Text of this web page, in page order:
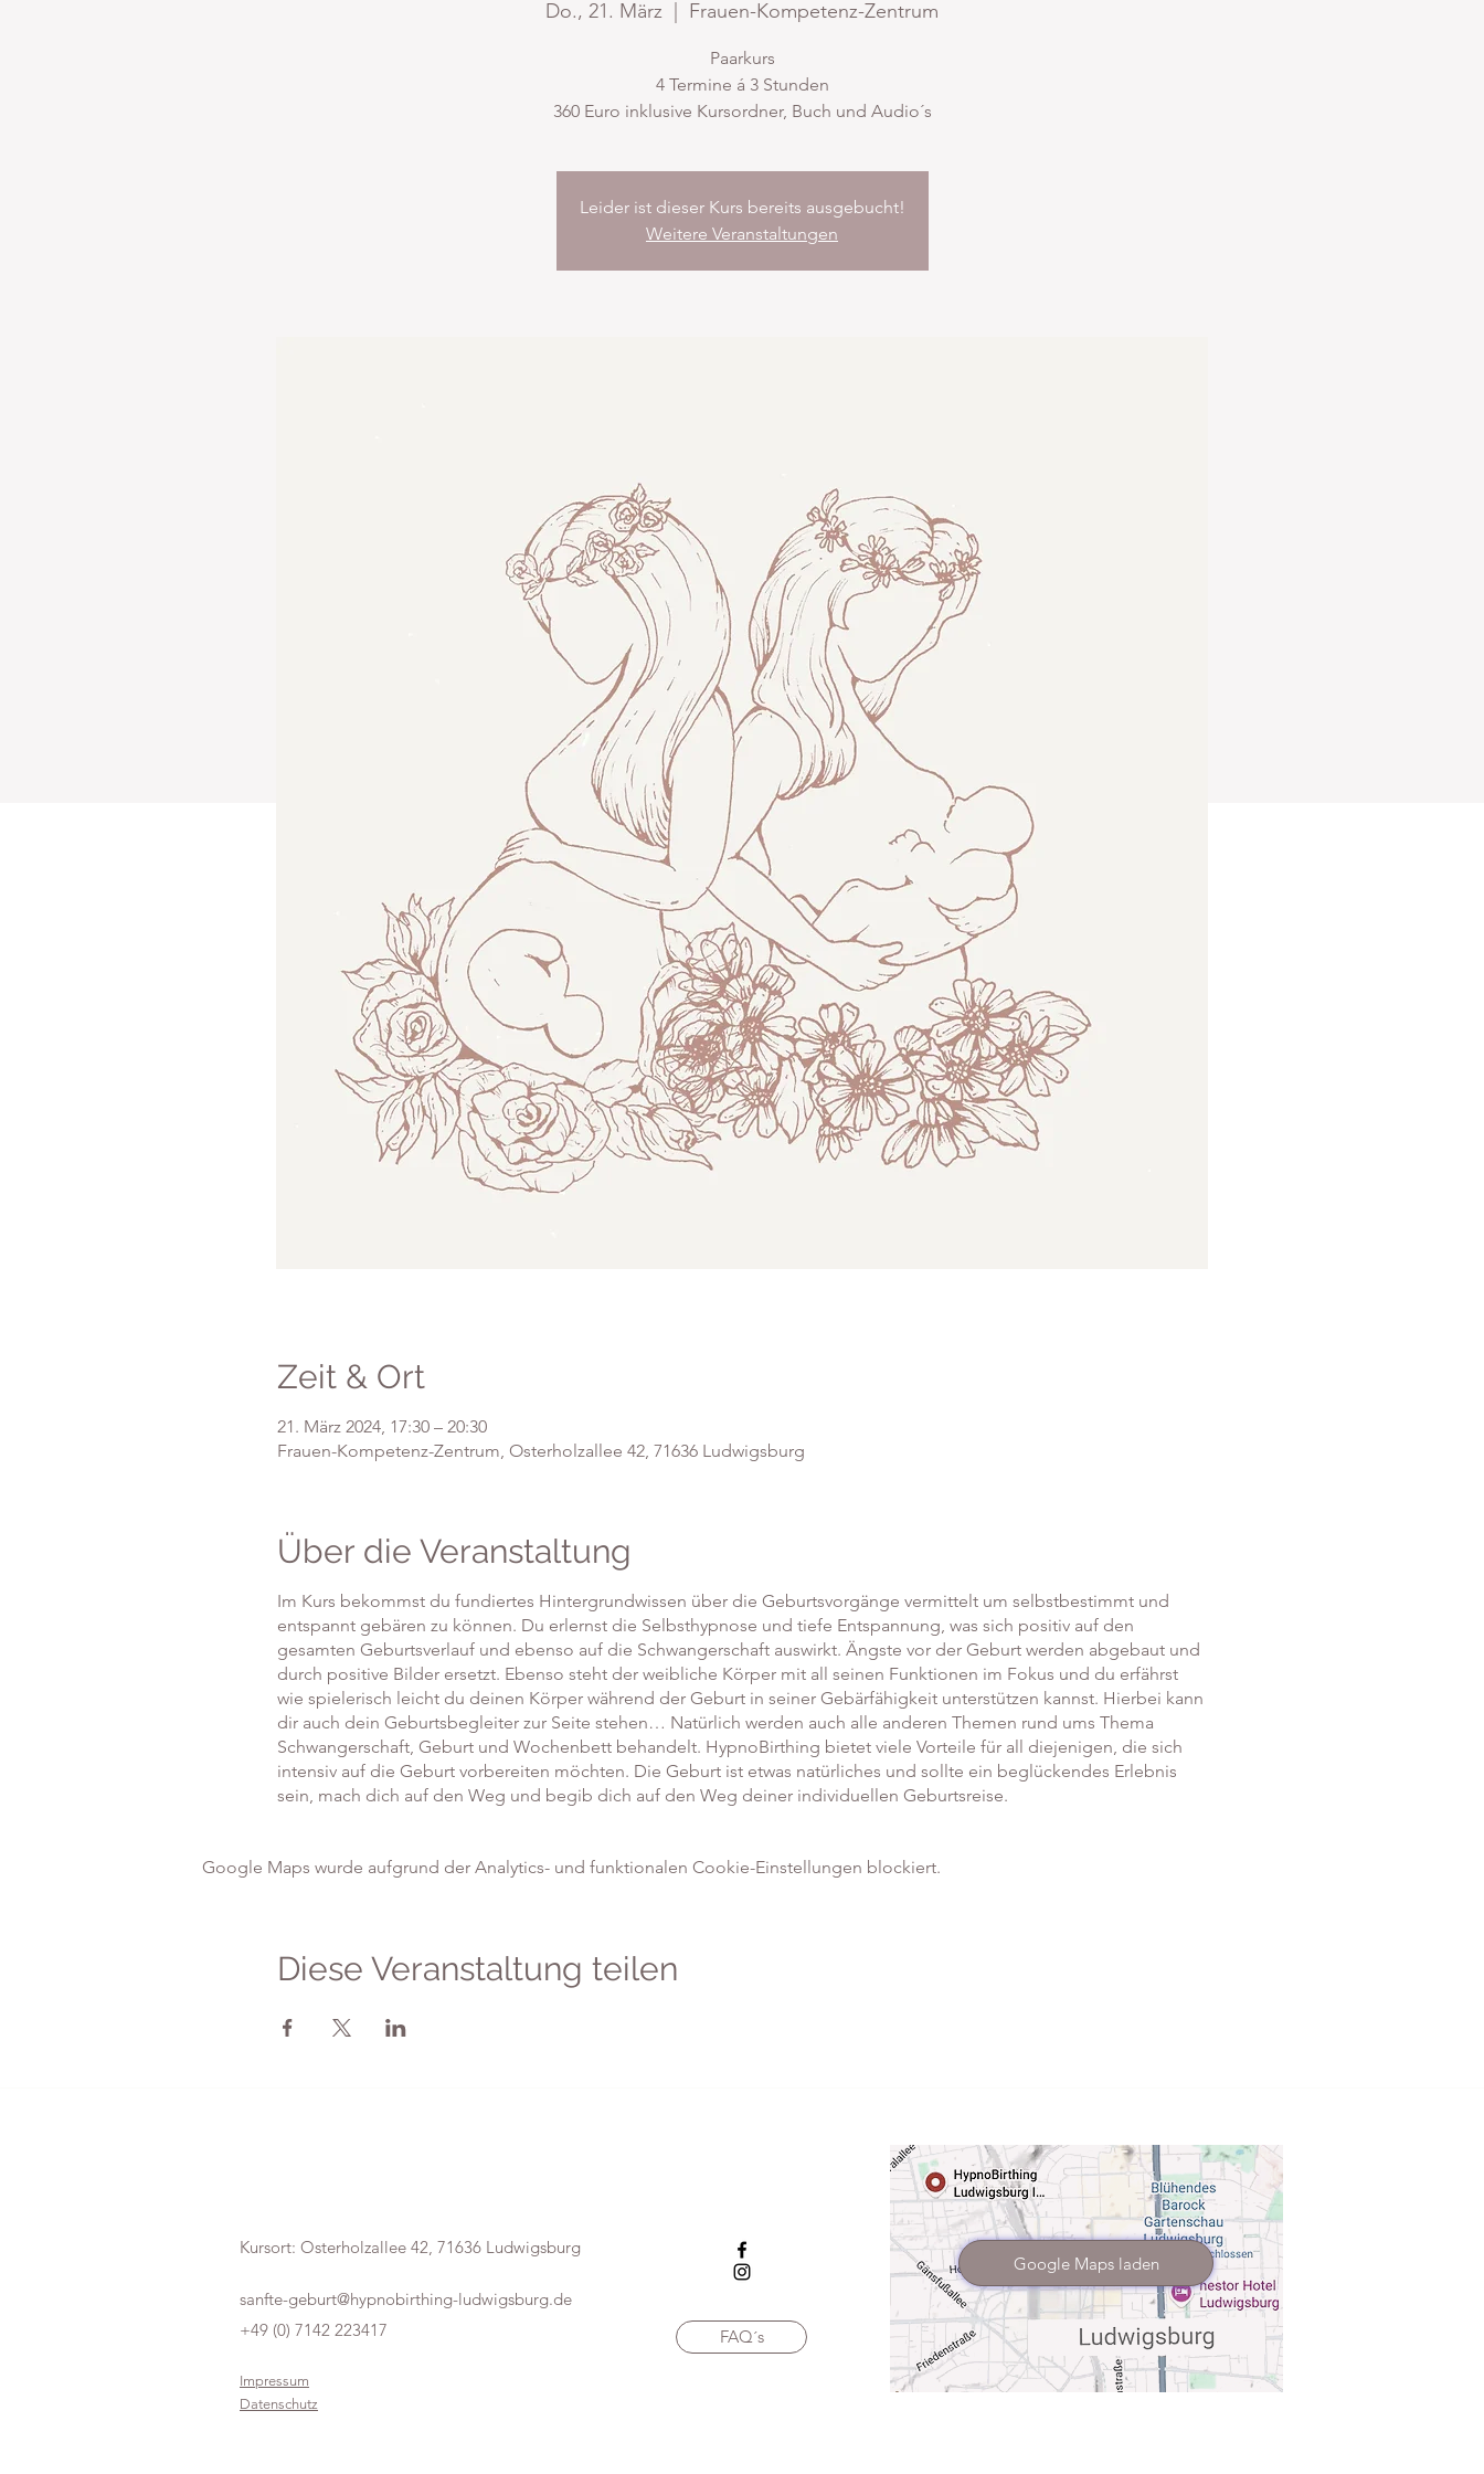
Do., 21. März Frauen-Kompetenz-Zentrum
Paarkurs
4 Termine á 3 Stunden
360 Euro inklusive Kursordner, Buch und Audio´s
Leider ist dieser Kurs bereits ausgebucht!
Weitere Veranstaltungen
Zeit & Ort
21. März 2024, 17:30 – 20:30
Frauen-Kompetenz-Zentrum, Osterholzallee 42, 71636 Ludwigsburg
Über die Veranstaltung
Im Kurs bekommst du fundiertes Hintergrundwissen über die Geburtsvorgänge vermittelt um selbstbestimmt und
entspannt gebären zu können. Du erlernst die Selbsthypnose und tiefe Entspannung, was sich positiv auf den
gesamten Geburtsverlauf und ebenso auf die Schwangerschaft auswirkt. Ängste vor der Geburt werden abgebaut und
durch positive Bilder ersetzt. Ebenso steht der weibliche Körper mit all seinen Funktionen im Fokus und du erfährst
wie spielerisch leicht du deinen Körper während der Geburt in seiner Gebärfähigkeit unterstützen kannst. Hierbei kann
dir auch dein Geburtsbegleiter zur Seite stehen… Natürlich werden auch alle anderen Themen rund ums Thema
Schwangerschaft, Geburt und Wochenbett behandelt. HypnoBirthing bietet viele Vorteile für all diejenigen, die sich
intensiv auf die Geburt vorbereiten möchten. Die Geburt ist etwas natürliches und sollte ein beglückendes Erlebnis
sein, mach dich auf den Weg und begib dich auf den Weg deiner individuellen Geburtsreise.
Google Maps wurde aufgrund der Analytics- und funktionalen Cookie-Einstellungen blockiert.
Diese Veranstaltung teilen
Kursort: Osterholzallee 42, 71636 Ludwigsburg
sanfte-geburt@hypnobirthing-ludwigsburg.de
+49 (0) 7142 223417
Impressum
Datenschutz
FAQ´s
Google Maps laden